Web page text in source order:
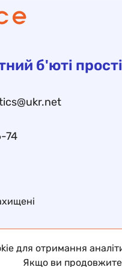
б'юті
74
для отримання
Якщо ви